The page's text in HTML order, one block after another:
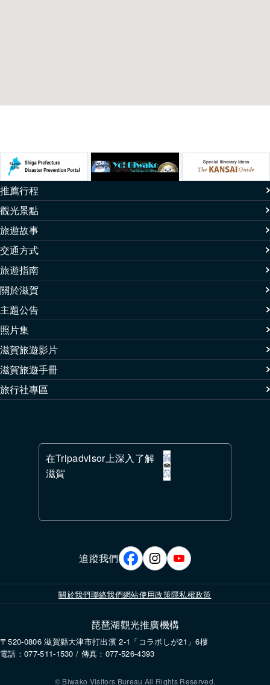
使用本網站即表示您同意設定並使用 Cookie。更多資訊請參閱我們的
權政策。
推薦行程
觀光景點
旅遊故事
交通方式
旅遊指南
關於滋賀
主題公告
照片集
滋賀旅遊影片
滋賀旅遊手冊
旅行社專區
在Tripadvisor上深入了解
滋賀
追蹤我們
關於我們聯絡我們網站使用政策隱私權政策
琵琶湖觀光推廣機構
〒520-0806 滋賀縣大津市打出濱 2-1「コラボしが21」6樓
電話：077-511-1530 / 傳真：077-526-4393
© Biwako Visitors Bureau All Rights Reserved.